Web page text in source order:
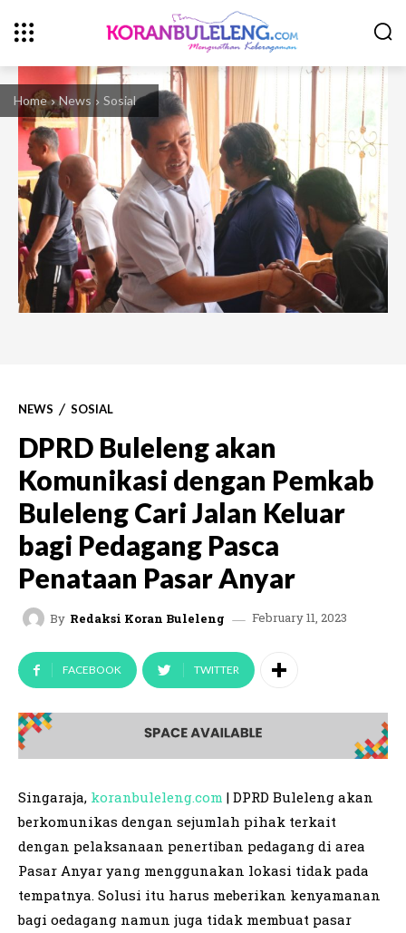
Home News Sosial
NEWS SOSIAL
DPRD Buleleng akan
Komunikasi dengan Pemkab
Buleleng Cari Jalan Keluar
bagi Pedagang Pasca
Penataan Pasar Anyar
By Redaksi Koran Buleleng February 11, 2023
FACEBOOK TWITTER
Singaraja, koranbuleleng.com | DPRD Buleleng akan
berkomunikas dengan sejumlah pihak terkait
dengan pelaksanaan penertiban pedagang di area
Pasar Anyar yang menggunakan lokasi tidak pada
tempatnya. Solusi itu harus meberikan kenyamanan
bagi oedagang namun juga tidak membuat pasar